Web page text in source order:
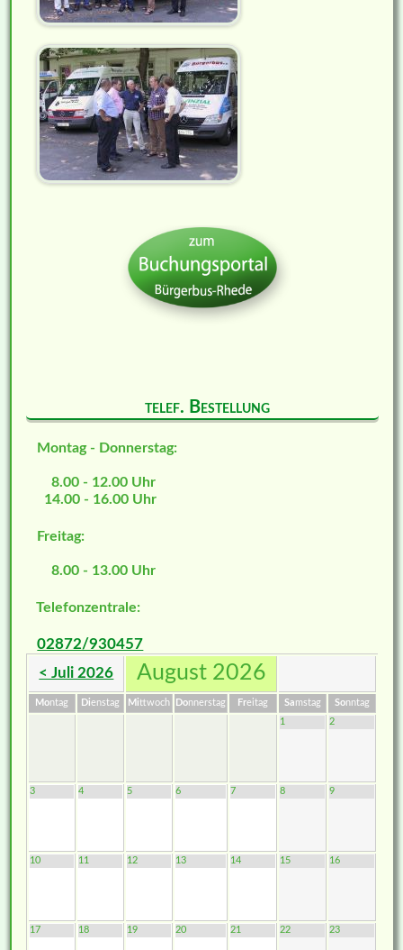
telef. Bestellung
Montag - Donnerstag:
8.00 - 12.00 Uhr
14.00 - 16.00 Uhr
Freitag:
8.00 - 13.00 Uhr
Telefonzentrale:
02872/930457
< Juli 2026 August 2026
Montag Dienstag Mittwoch Donnerstag Freitag Samstag Sonntag
1
2
3 4 5 6 7 8 9
10 11 12 13 14 15 16
17 18 19 20 21 22 23